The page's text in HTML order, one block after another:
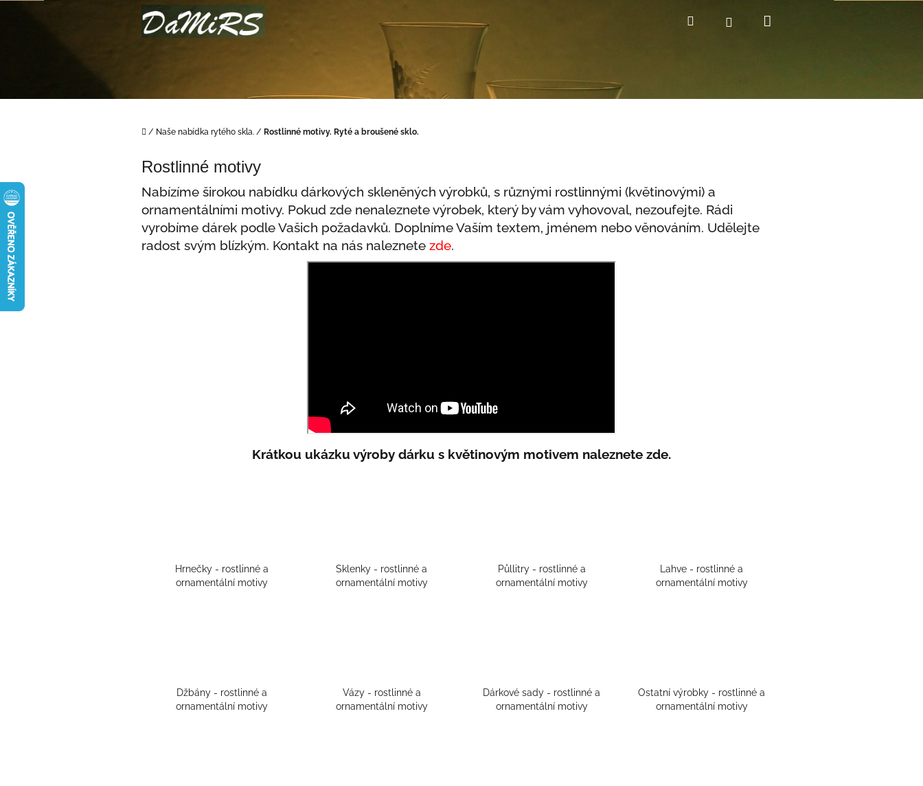
HledatPřihlášení
Domů
/ Naše nabídka rytého skla. / Rostlinné motivy. Ryté a broušené sklo.
Rostlinné motivy
Nabízíme širokou nabídku dárkových skleněných výrobků, s různými rostlinnými (květinovými) a
ornamentálními motivy. Pokud zde nenaleznete výrobek, který by vám vyhovoval, nezoufejte. Rádi
vyrobíme dárek podle Vašich požadavků. Doplníme Vaším textem, jménem nebo věnováním. Udělejte
radost svým blízkým. Kontakt na nás naleznete zde.
Krátkou ukázku výroby dárku s květinovým motivem naleznete zde.
Hrnečky - rostlinné a
ornamentální motivy
Sklenky - rostlinné a
ornamentální motivy
Půllitry - rostlinné a
ornamentální motivy
Lahve - rostlinné a
ornamentální motivy
Džbány - rostlinné a
ornamentální motivy
Vázy - rostlinné a
ornamentální motivy
Dárkové sady - rostlinné a
ornamentální motivy
Ostatní výrobky - rostlinné a
ornamentální motivy